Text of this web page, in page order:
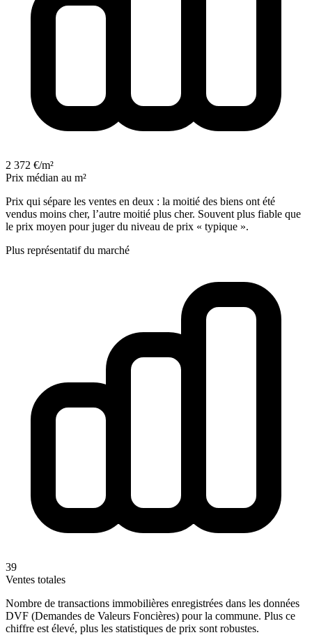
2 372 €/m²
Prix médian au m²
Prix qui sépare les ventes en deux : la moitié des biens ont été
vendus moins cher, l’autre moitié plus cher. Souvent plus fiable que
le prix moyen pour juger du niveau de prix « typique ».
Plus représentatif du marché
39
Ventes totales
Nombre de transactions immobilières enregistrées dans les données
DVF (Demandes de Valeurs Foncières) pour la commune. Plus ce
chiffre est élevé, plus les statistiques de prix sont robustes.